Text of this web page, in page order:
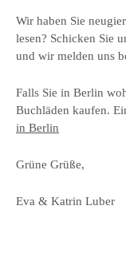
Wir haben Sie
lesen? Schicken Sie
und wir melden uns
Falls Sie in Berlin
Buchläden kaufen.
in Berlin
Grüne Grüße,
Eva & Katrin Luber